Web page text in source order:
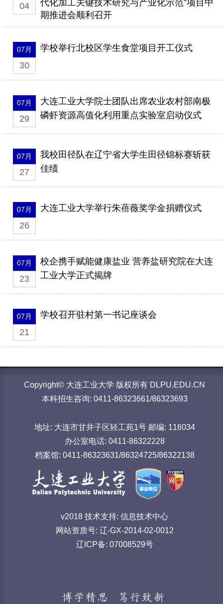
04
期推进会顺利召开
07月
30
学校举行北校区学生食堂项目开工仪式
07月
29
大连工业大学院士团队出席农业农村部南极
磷虾资源高值化利用重点实验室启动仪式
07月
27
我校田径队在辽宁省大学生田径锦标赛斩获
佳绩
07月
26
大连工业大学举行朱蓓薇奖学金捐赠仪式
07月
23
校企携手赋能健康盐业 营养盐研究院在大连
工业大学正式揭牌
07月
21
学校召开驻村第一书记座谈会
Copyright© 大连工业大学 版权所有 DLPU.EDU.CN
本科招生咨询: 0411-86323661/86323693
地址: 大连市甘井子区轻工苑1号 邮编: 116034
办公室电话: 0411-86322228
档案馆: 0411-86323631/86324725/86322138
v2018 技术支持: 信息技术中心
网站资质号: 辽-GX-2014-02-0012
辽ICP备: 07008529号